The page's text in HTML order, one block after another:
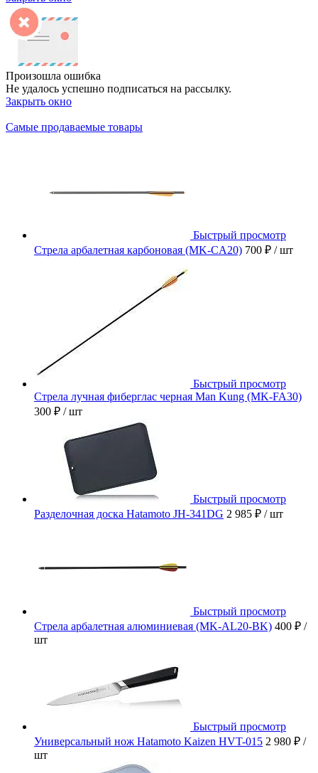
Произошла ошибка
Не удалось успешно подписаться на рассылку.
Закрыть окно
Самые продаваемые товары
Быстрый просмотр
Стрела арбалетная карбоновая (MK-CA20) 700 ₽ / шт
Быстрый просмотр
Стрела лучная фиберглас черная Man Kung (MK-FA30)
300 ₽ / шт
Быстрый просмотр
Разделочная доска Hatamoto JH-341DG 2 985 ₽ / шт
Быстрый просмотр
Стрела арбалетная алюминиевая (MK-AL20-BK) 400 ₽ /
шт
Быстрый просмотр
Универсальный нож Hatamoto Kaizen HVT-015 2 980 ₽ /
шт